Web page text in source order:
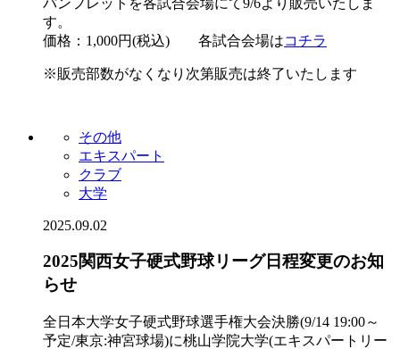
す。
価格：1,000円(税込) 各試合会場はコチラ
※販売部数がなくなり次第販売は終了いたします
その他
エキスパート
クラブ
大学
2025.09.02
2025関西女子硬式野球リーグ日程変更のお知
らせ
全日本大学女子硬式野球選手権大会決勝(9/14 19:00～
予定/東京:神宮球場)に桃山学院大学(エキスパートリー